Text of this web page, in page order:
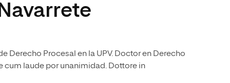
Salud
Escuela Superior de Ingeniería
y Tecnología (ESIT)
Derecho Procesal en la UPV. Doctor en Derecho
cum laude por unanimidad. Dottore in